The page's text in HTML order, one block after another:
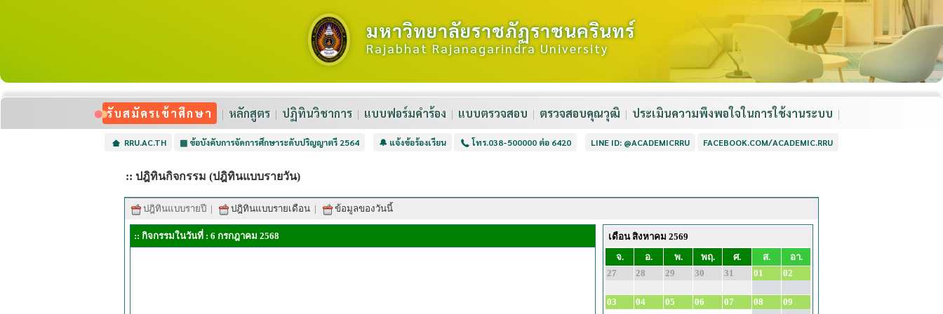
มหาวิทยาลัยราชภัฏราชนครินทร์
Rajabhat Rajanagarindra University
รับสมัครเข้าศึกษา หลักสูตร ปฏิทินวิชาการ แบบฟอร์มคำร้อง แบบตรวจสอบ ตรวจสอบคุณวุฒิ ประเมินความพึงพอใจในการใช้งานระบบ
RRU.AC.TH ▦ ข้อบังคับการจัดการศึกษาระดับปริญญาตรี 2564 🔔 แจ้งข้อร้องเรียน โทร.038-500000 ต่อ 6420 LINE ID: @ACADEMICRRU FACEBOOK.COM/ACADEMIC.RRU
:: ปฎิทินกิจกรรม (ปฎิทินแบบรายวัน)
ปฎิทินแบบรายปี | ปฎิทินแบบรายเดือน | ข้อมูลของวันนี้
:: กิจกรรมในวันที่ : 6 กรกฎาคม 2568
เดือน สิงหาคม 2569
จ.
อ. พ. พฤ. ศ. ส.
อา.
27
28 29 30 31 01 02
03 04 05 06 07 08 09